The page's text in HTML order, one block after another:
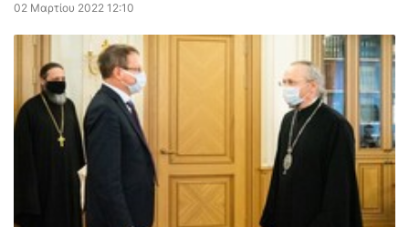
02 Μαρτίου 2022 12:10